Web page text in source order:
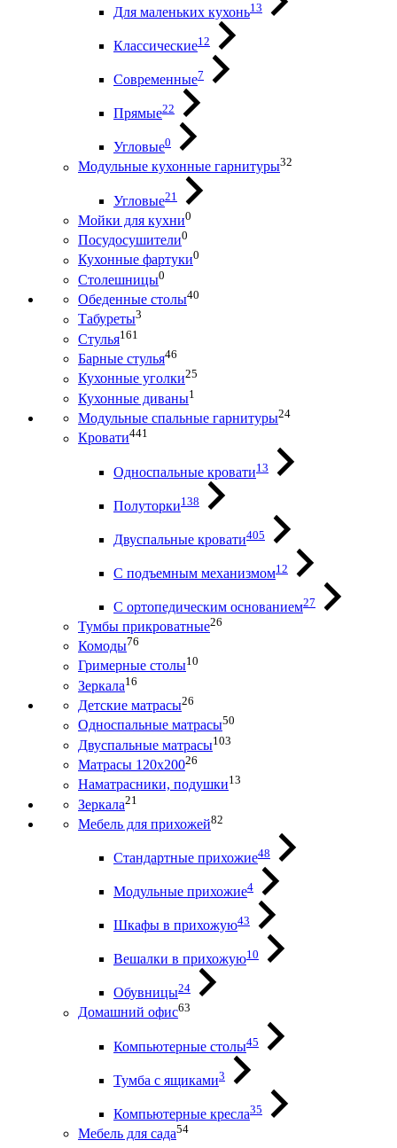
Для маленьких кухонь13
Классические12
Современные7
Прямые22
Угловые0
Модульные кухонные гарнитуры32
Угловые21
Мойки для кухни0
Посудосушители0
Кухонные фартуки0
Столешницы0
Обеденные столы40
Табуреты3
Стулья161
Барные стулья46
Кухонные уголки25
Кухонные диваны1
Модульные спальные гарнитуры24
Кровати441
Односпальные кровати13
Полуторки138
Двуспальные кровати405
С подъемным механизмом12
С ортопедическим основанием27
Тумбы прикроватные26
Комоды76
Гримерные столы10
Зеркала16
Детские матрасы26
Односпальные матрасы50
Двуспальные матрасы103
Матрасы 120х20026
Наматрасники, подушки13
Зеркала21
Мебель для прихожей82
Стандартные прихожие48
Модульные прихожие4
Шкафы в прихожую43
Вешалки в прихожую10
Обувницы24
Домашний офис63
Компьютерные столы45
Тумба с ящиками3
Компьютерные кресла35
Мебель для сада54